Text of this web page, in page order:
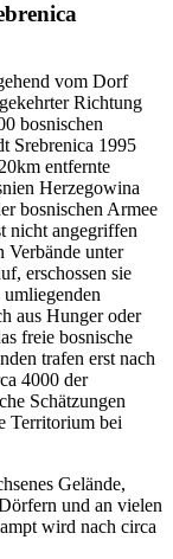
vom Dorf
Richtung
bosnischen
Srebrenica 1995
entfernte
Herzegowina
bosnischen Armee
nicht angegriffen
Verbände unter
erschossen sie
aus Hunger oder
freie bosnische
trafen erst nach
4000 der
Schätzungen
Territorium bei
Gelände,
und an vielen
wird nach circa